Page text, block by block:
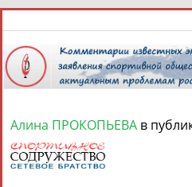
9
СПОРТСМЕНЫ, ТРЕНЕРЫ И
Алина ПРОКОПЬЕВА в